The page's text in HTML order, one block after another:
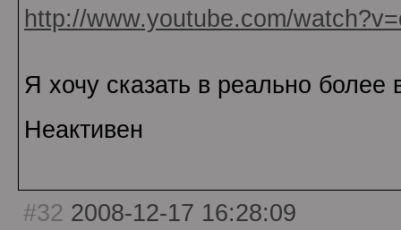
http://www.youtube.com/
Я хочу сказать в реально более
Неактивен
#32 2008-12-17 16:28:09